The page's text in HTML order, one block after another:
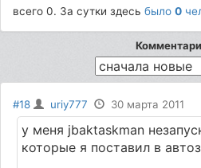
всего 0. За сутки здесьбыло0
#18 uriy777 30 марта 2011
у меня jbaktaskman
которые я поставил в